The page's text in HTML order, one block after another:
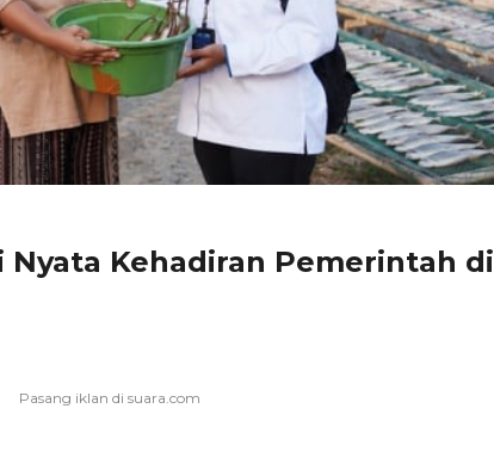
Nyata Kehadiran Pemerintah di